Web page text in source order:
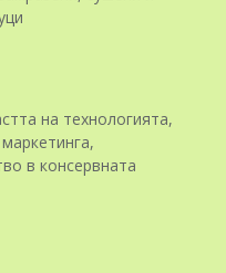
на технологията,
в консервната